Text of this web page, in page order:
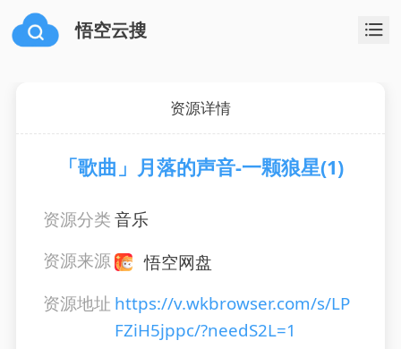
悟空云搜
资源详情
「歌曲」月落的声音-一颗狼星(1)
资源分类音乐
资源来源
悟空网盘
资源地址 https://v.wkbrowser.com/s/LP
FZiH5jppc/?needS2L=1